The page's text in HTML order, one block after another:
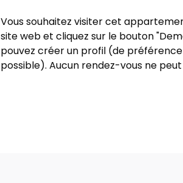
Vous souhaitez visiter cet
site web et cliquez sur le bouton
pouvez créer un profil (de
possible). Aucun rendez-vous ne